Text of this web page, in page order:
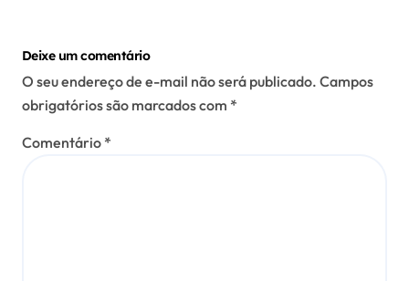
Deixe um comentário
O seu endereço de e-mail não será publicado. Campos
obrigatórios são marcados com *
Comentário *